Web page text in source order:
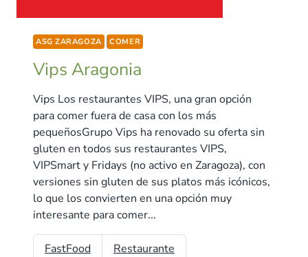
ASG ZARAGOZA COMER
Vips Aragonia
Vips Los restaurantes VIPS, una gran opción
para comer fuera de casa con los más
pequeñosGrupo Vips ha renovado su oferta sin
gluten en todos sus restaurantes VIPS,
VIPSmart y Fridays (no activo en Zaragoza), con
versiones sin gluten de sus platos más icónicos,
lo que los convierten en una opción muy
interesante para comer...
FastFood Restaurante